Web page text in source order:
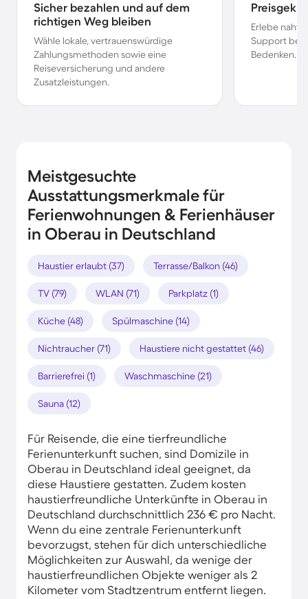
Sicher bezahlen und auf dem
richtigen Weg bleiben
Wähle lokale, vertrauenswürdige
Zahlungsmethoden sowie eine
Reiseversicherung und andere
Zusatzleistungen.
Erlebe
Support bei
Bedenken.
Meistgesuchte
Ausstattungsmerkmale für
Ferienwohnungen & Ferienhäuser
in Oberau in Deutschland
Haustier erlaubt (37) Terrasse/Balkon (46)
TV (79) WLAN (71) Parkplatz (1)
Küche (48) Spülmaschine (14)
Nichtraucher (71) Haustiere nicht gestattet (46)
Barrierefrei (1) Waschmaschine (21)
Sauna (12)
Für Reisende, die eine tierfreundliche
Ferienunterkunft suchen, sind Domizile in
Oberau in Deutschland ideal geeignet, da
diese Haustiere gestatten. Zudem kosten
haustierfreundliche Unterkünfte in Oberau in
Deutschland durchschnittlich 236 € pro Nacht.
Wenn du eine zentrale Ferienunterkunft
bevorzugst, stehen für dich unterschiedliche
Möglichkeiten zur Auswahl, da wenige der
haustierfreundlichen Objekte weniger als 2
Kilometer vom Stadtzentrum entfernt liegen.